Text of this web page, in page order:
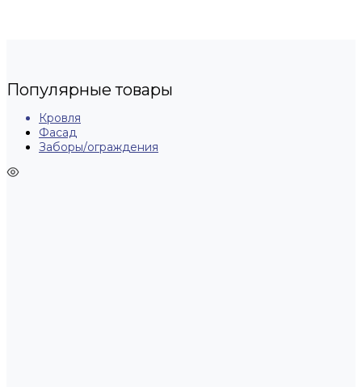
Популярные товары
Кровля
Фасад
Заборы/ограждения